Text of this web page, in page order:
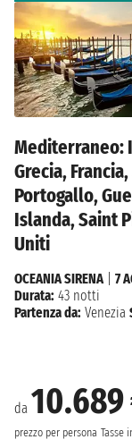
Mediterraneo:
Grecia,
Portogallo,
Islanda, Saint
Uniti
da 10.689
prezzo per persona Tasse
OCEANIA SIRENA| 7
Durata: 43 notti
Partenza da: Venezia